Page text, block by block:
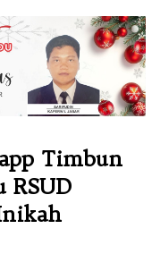
Timbun
RSUD